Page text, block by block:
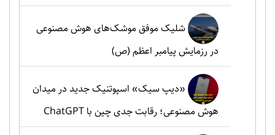
شلیک موفق موشک‌های هوش مصنوعی
در رزمایش پیامبر اعظم (ص)
«دیپ سیک» اسپوتنیک جدید در میدان
هوش مصنوعی؛ رقابت جدی چین با ChatGPT